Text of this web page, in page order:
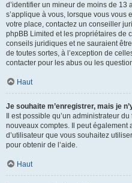
d’identifier un mineur de moins de 13
s’applique à vous, lorsque vous vous
votre place, contactez un conseiller
phpBB Limited et les propriétaires de
conseils juridiques et ne sauraient
de toutes sortes, à l’exception de
contacter pour les abus ou les
Haut
Je souhaite m’enregistrer, mais je
Il est possible qu’un administrateur
nouveaux comptes. Il peut également
d’utilisateur que vous souhaitez
pour obtenir de l’aide.
Haut